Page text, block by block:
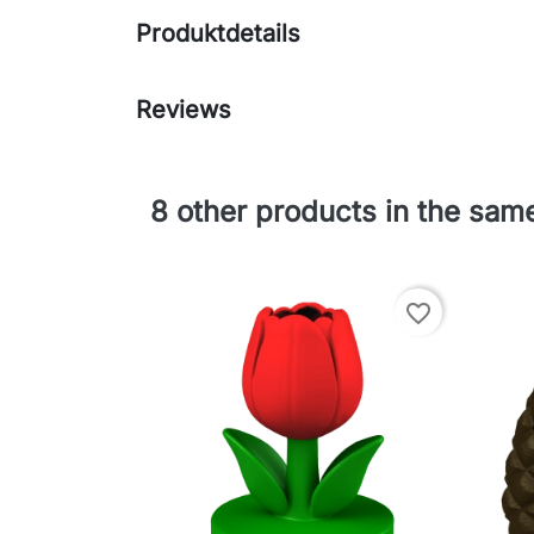
Produktdetails
Reviews
8 other products in the
favorite_border